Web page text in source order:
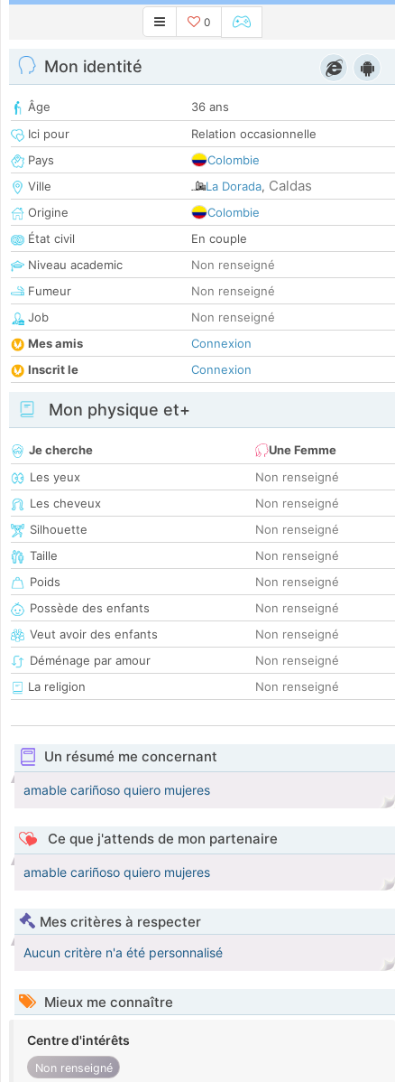
0
Mon identité
Âge
36 ans
Ici pour
Relation occasionnelle
Pays
Colombie
Ville
La Dorada, Caldas
Origine
Colombie
État civil
En couple
Niveau academic
Non renseigné
Fumeur
Non renseigné
Job
Non renseigné
Mes amis
Connexion
Inscrit le
Connexion
Mon physique et+
Je cherche
Une Femme
Les yeux
Non renseigné
Les cheveux
Non renseigné
Silhouette
Non renseigné
Taille
Non renseigné
Poids
Non renseigné
Possède des enfants
Non renseigné
Veut avoir des enfants
Non renseigné
Déménage par amour
Non renseigné
La religion
Non renseigné
Un résumé me concernant
amable cariñoso quiero mujeres
Ce que j'attends de mon partenaire
amable cariñoso quiero mujeres
Mes critères à respecter
Aucun critère n'a été personnalisé
Mieux me connaître
Centre d'intérêts
Non renseigné